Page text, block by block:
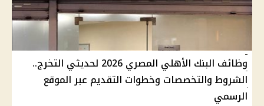
وظائف البنك الأهلي المصري 2026 لحديثي التخرج..
الشروط والتخصصات وخطوات التقديم عبر الموقع
الرسمي